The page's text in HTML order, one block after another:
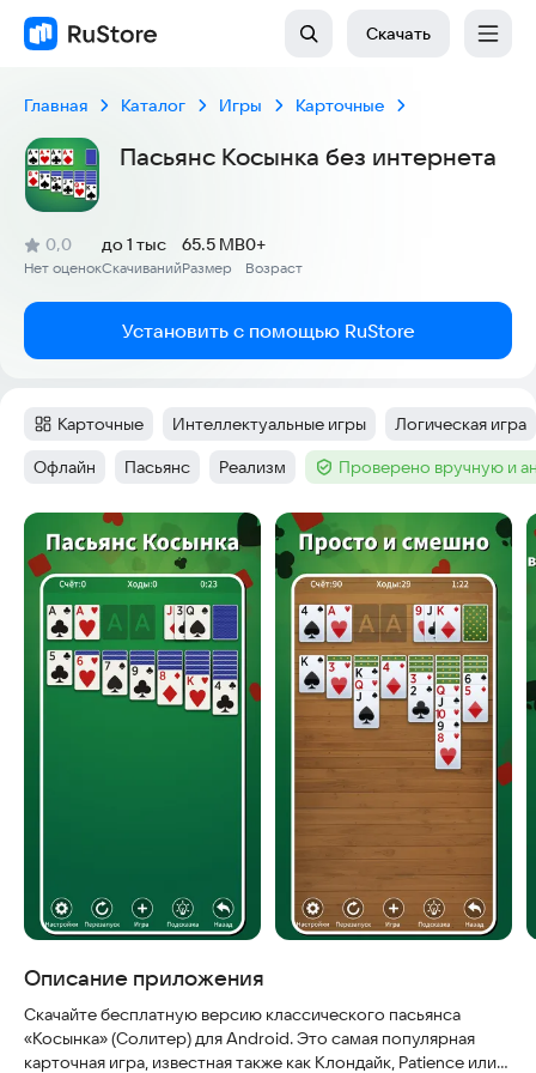
Скачать
Главная Каталог Игры Карточные
Пасьянс Косынка без интернета
Рейтинг:
0,0
(
Нет оценок
)
Скачиваний
до 1 тыс
Размер
65.5 MB
Возраст
0+
Установить с помощью RuStore
Категория:
Карточные Тег:
Интеллектуальные игры Тег :
Логическая игра
Тег:
Офлайн Тег:
Пасьянс Тег:
Реализм Тег :Проверено вручную и
Скриншоты
Описание приложения
Скачайте бесплатную версию классического пасьянса
«Косынка» (Солитер) для Android. Это самая популярная
карточная игра, известная также как Клондайк, Patience или